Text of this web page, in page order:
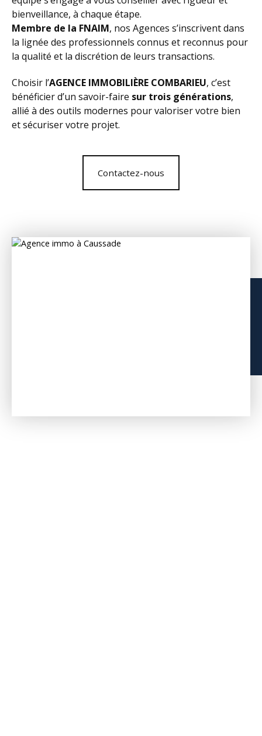
bienveillance, à chaque étape.
Membre de la FNAIM, nos Agences s’inscrivent dans
la lignée des professionnels connus et reconnus pour
la qualité et la discrétion de leurs transactions.
Choisir l’AGENCE IMMOBILIÈRE COMBARIEU, c’est
bénéficier d’un savoir-faire sur trois générations,
allié à des outils modernes pour valoriser votre bien
et sécuriser votre projet.
Contactez-nous